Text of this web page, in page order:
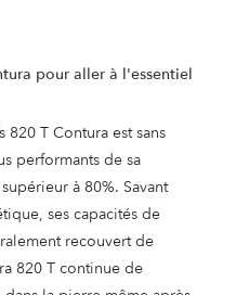
pour aller à l'essentiel
T Contura est sans
performants de sa
à 80%. Savant
ses capacités de
recouvert de
820 T continue de